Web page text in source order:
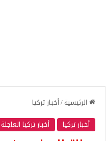
الرئيسية/أخبار تركيا
أخبار تركيا
أخبار تركيا العاجلة